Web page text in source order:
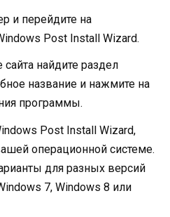
и перейдите на
Post Install Wizard.
сайта найдите раздел
название и нажмите на
программы.
Post Install Wizard,
операционной системе.
для разных версий
7, Windows 8 или